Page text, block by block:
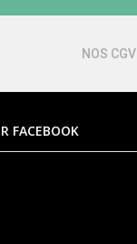
NOS CGV
FACEBOOK